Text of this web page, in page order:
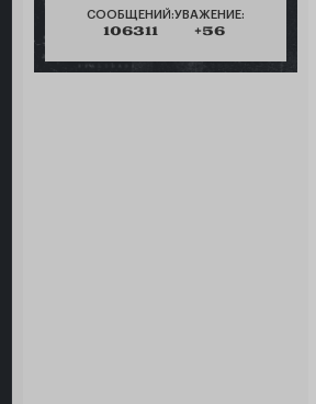
СООБЩЕНИЙ:
106311
УВАЖЕНИЕ:
+56